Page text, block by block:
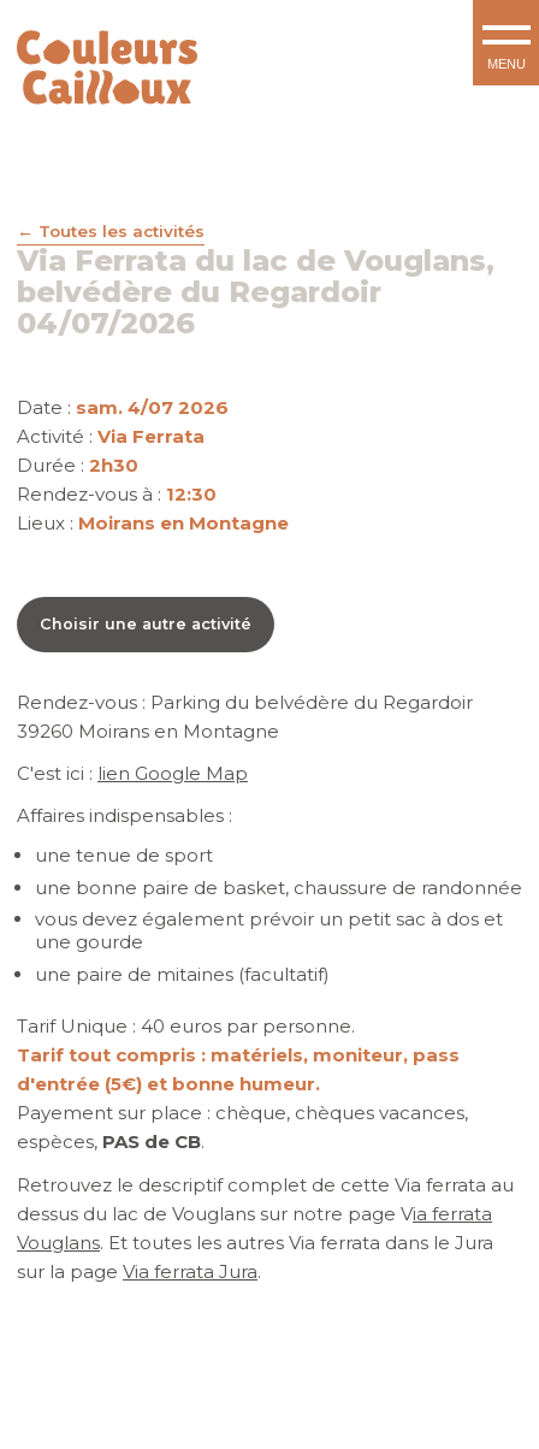
Toutes les activités
Via Ferrata du lac de Vouglans,
belvédère du Regardoir
04/07/2026
Date : sam. 4/07 2026
Activité : Via Ferrata
Durée : 2h30
Rendez-vous à : 12:30
Lieux : Moirans en Montagne
Choisir une autre activité
Rendez-vous : Parking du belvédère du Regardoir
39260 Moirans en Montagne
C'est ici : lien Google Map
Affaires indispensables :
une tenue de sport
une bonne paire de basket, chaussure de randonnée
vous devez également prévoir un petit sac à dos et
une gourde
une paire de mitaines (facultatif)
Tarif Unique : 40 euros par personne.
Tarif tout compris : matériels, moniteur, pass
d'entrée (5€) et bonne humeur.
Payement sur place : chèque, chèques vacances,
espèces, PAS de CB.
Retrouvez le descriptif complet de cette Via ferrata au
dessus du lac de Vouglans sur notre page Via ferrata
Vouglans. Et toutes les autres Via ferrata dans le Jura
sur la page Via ferrata Jura.